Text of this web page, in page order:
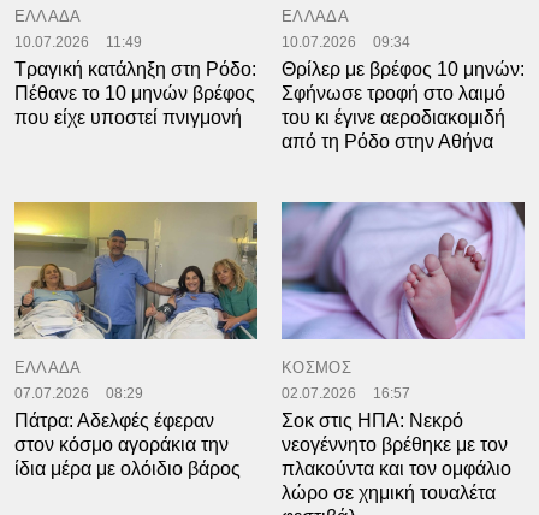
ΕΛΛΑΔΑ
10.07.2026 11:49
Τραγική κατάληξη στη Ρόδο:
Πέθανε το 10 μηνών βρέφος
που είχε υποστεί πνιγμονή
ΕΛΛΑΔΑ
10.07.2026 09:34
Θρίλερ με βρέφος 10 μηνών:
Σφήνωσε τροφή στο λαιμό
του κι έγινε αεροδιακομιδή
από τη Ρόδο στην Αθήνα
ΕΛΛΑΔΑ
07.07.2026 08:29
Πάτρα: Αδελφές έφεραν
στον κόσμο αγοράκια την
ίδια μέρα με ολόιδιο βάρος
ΚΟΣΜΟΣ
02.07.2026 16:57
Σοκ στις ΗΠΑ: Νεκρό
νεογέννητο βρέθηκε με τον
πλακούντα και τον ομφάλιο
λώρο σε χημική τουαλέτα